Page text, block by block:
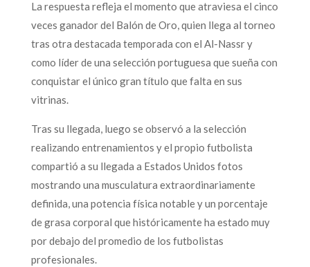
La respuesta refleja el momento que atraviesa el cinco
veces ganador del Balón de Oro, quien llega al torneo
tras otra destacada temporada con el Al-Nassr y
como líder de una selección portuguesa que sueña con
conquistar el único gran título que falta en sus
vitrinas.
Tras su llegada, luego se observó a la selección
realizando entrenamientos y el propio futbolista
compartió a su llegada a Estados Unidos fotos
mostrando una musculatura extraordinariamente
definida, una potencia física notable y un porcentaje
de grasa corporal que históricamente ha estado muy
por debajo del promedio de los futbolistas
profesionales.